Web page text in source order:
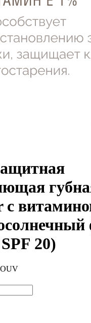
с
20)